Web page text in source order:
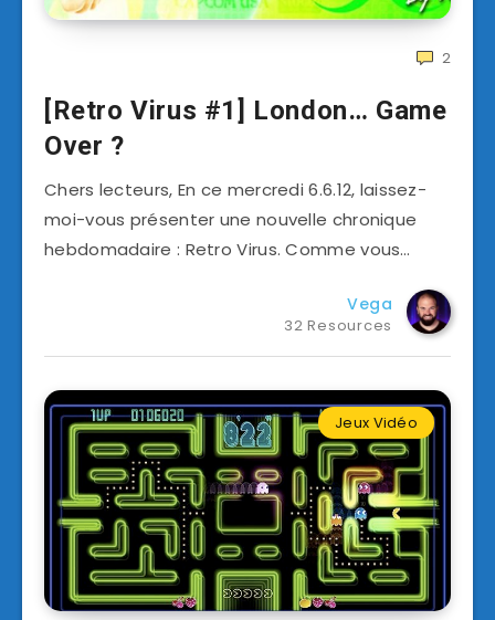
2
[Retro Virus #1] London… Game
Over ?
Chers lecteurs, En ce mercredi 6.6.12, laissez-
moi-vous présenter une nouvelle chronique
hebdomadaire : Retro Virus. Comme vous…
Vega
32 Resources
Jeux Vidéo